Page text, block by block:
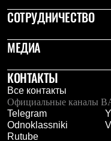
Утепленная пухом
Куртки
Брюки
Комбинезоны
Куртки
Брюки
Лёгкая одежда
Футболки
Толстовки
СОТРУДНИЧЕСТВО
МЕДИА
КОНТАКТЫ
Все контакты
Официальные каналы
Telegram
Odnoklassniki
Rutube